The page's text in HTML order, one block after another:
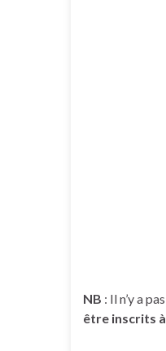
NB : Il n’y a
être inscrits à